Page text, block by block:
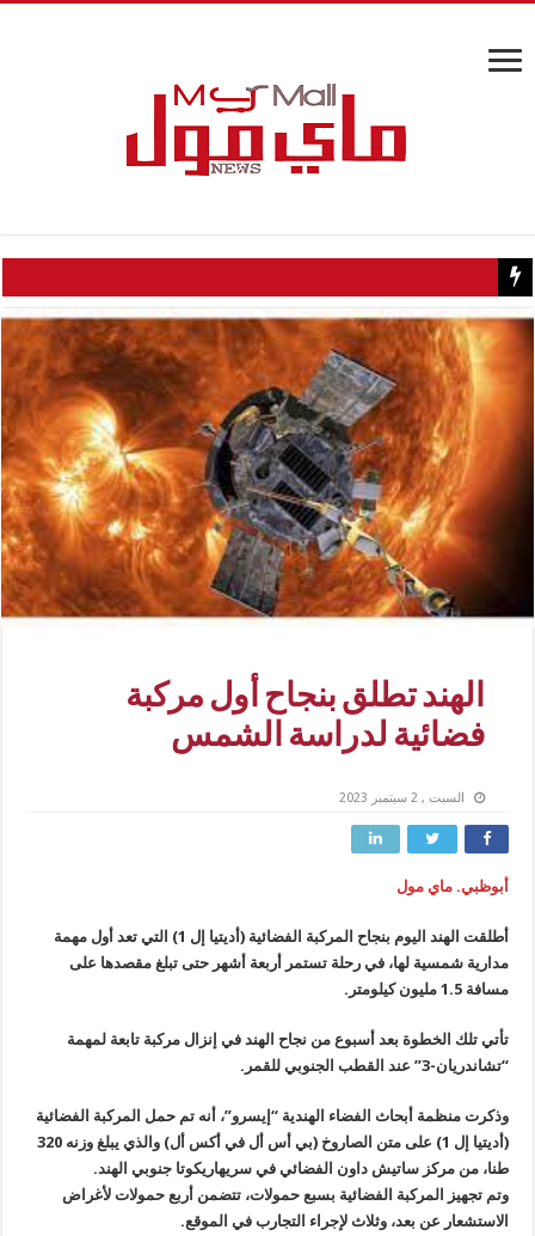
كيف تسبب سائح كويتي في إغلاق منزل عبدالحليم حافظ ومنع
الهند تطلق بنجاح أول مركبة
فضائية لدراسة الشمس
السبت , 2 سبتمبر 2023
أبوظبي. ماي مول
أطلقت الهند اليوم بنجاح المركبة الفضائية (أديتيا إل 1) التي تعد أول مهمة
مدارية شمسية لها، في رحلة تستمر أربعة أشهر حتى تبلغ مقصدها على
مسافة 1.5 مليون كيلومتر.
تأتي تلك الخطوة بعد أسبوع من نجاح الهند في إنزال مركبة تابعة لمهمة
“تشاندريان-3” عند القطب الجنوبي للقمر.
وذكرت منظمة أبحاث الفضاء الهندية “إيسرو”، أنه تم حمل المركبة الفضائية
(أديتيا إل 1) على متن الصاروخ (بي أس أل في أكس أل) والذي يبلغ وزنه 320
طنا، من مركز ساتيش داون الفضائي في سريهاريكوتا جنوبي الهند.
وتم تجهيز المركبة الفضائية بسبع حمولات، تتضمن أربع حمولات لأغراض
الاستشعار عن بعد، وثلاث لإجراء التجارب في الموقع.